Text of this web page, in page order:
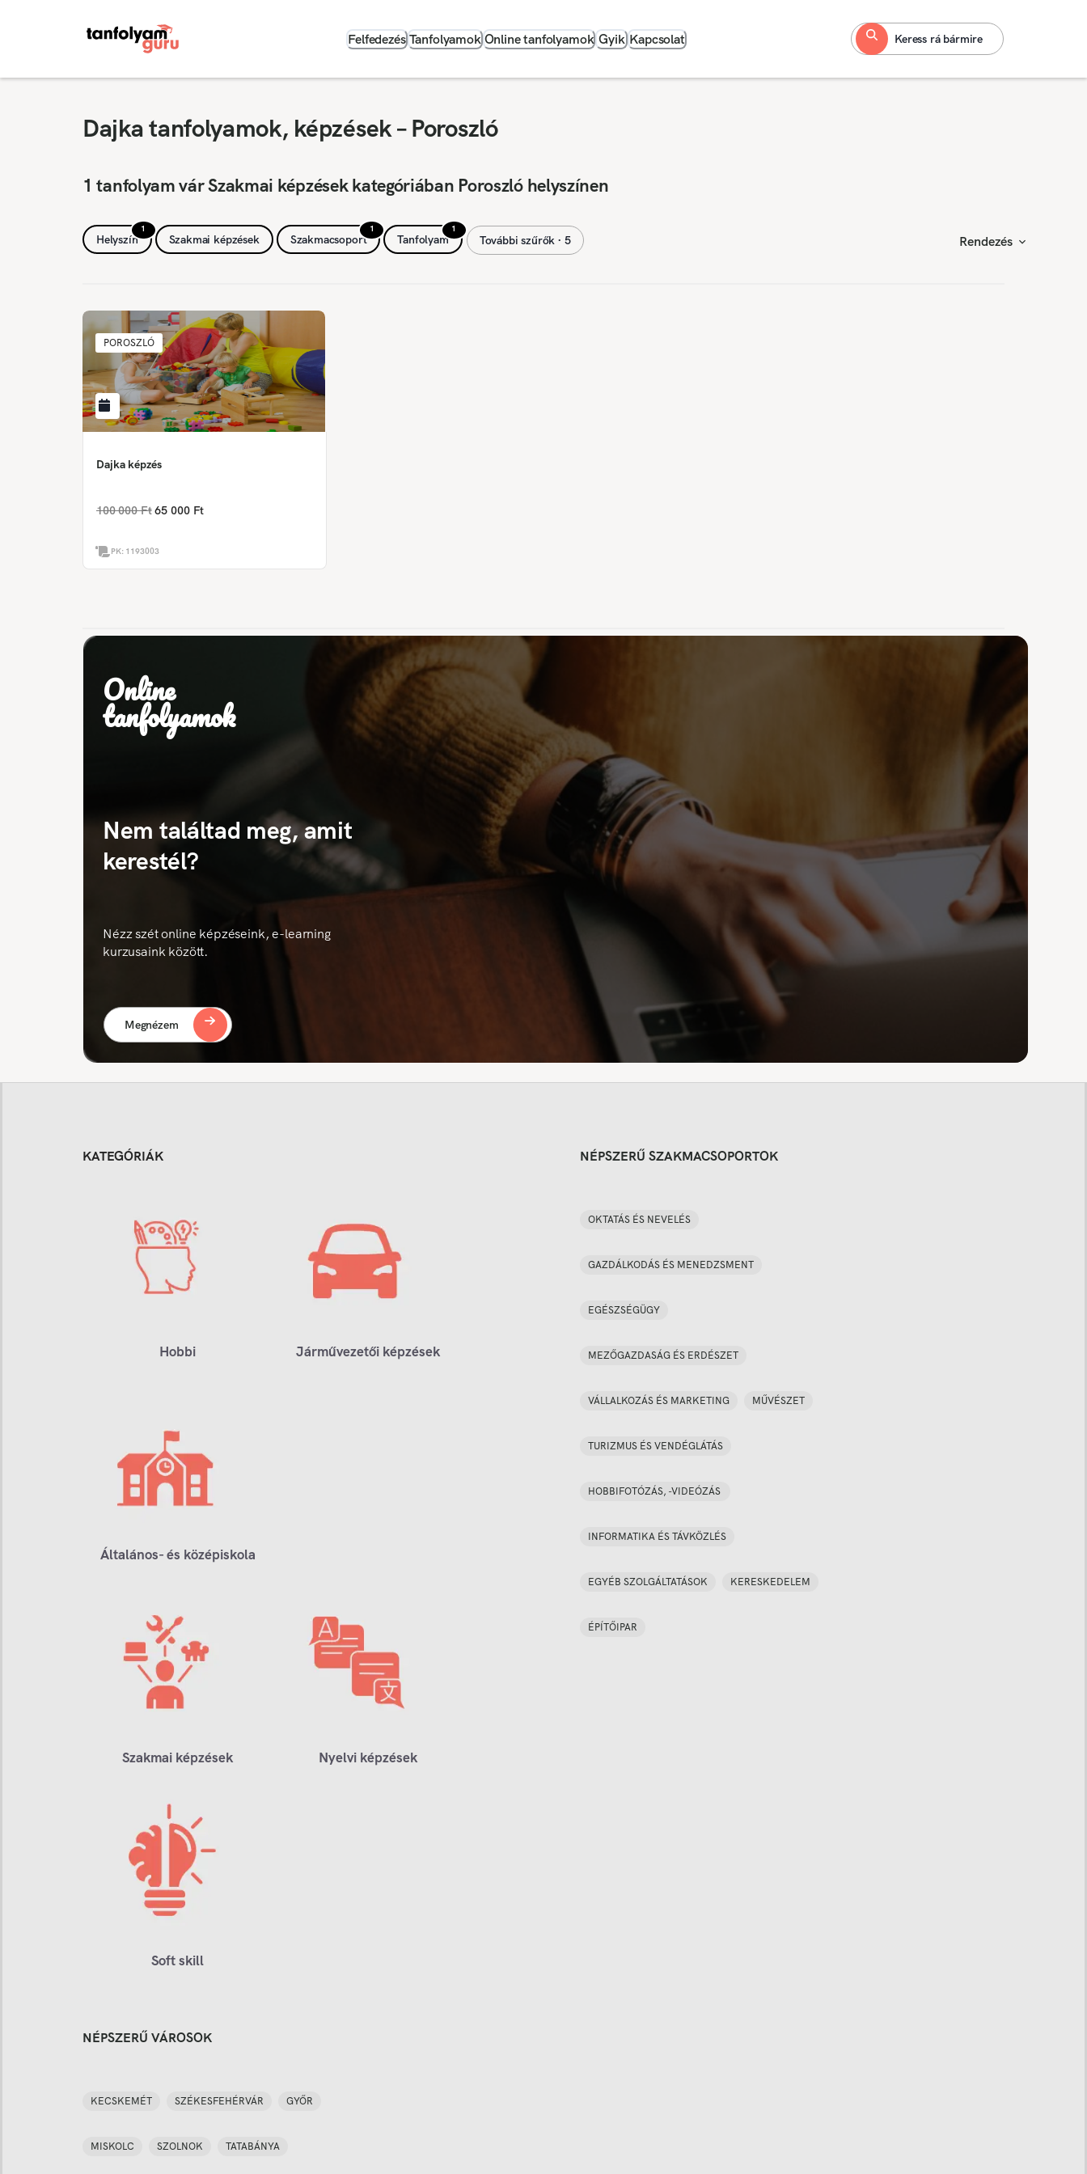
Felfedezés Tanfolyamok Online tanfolyamok Gyik Kapcsolat Keress rá bármire
Dajka tanfolyamok, képzések – Poroszló
1 tanfolyam vár Szakmai képzések kategóriában Poroszló helyszínen
1
Helyszín Szakmai képzések
1
Szakmacsoport
1
Tanfolyam További szűrők ∙ 5 Rendezés
POROSZLÓ
Dajka képzés
100 000 Ft 65 000 Ft
PK: 1193003
Online
tanfolyamok
Nem találtad meg, amit
kerestél?
Nézz szét online képzéseink, e-learning
kurzusaink között.
Megnézem
KATEGÓRIÁK
Hobbi Járművezetői képzések
Általános- és középiskola
Szakmai képzések Nyelvi képzések
Soft skill
NÉPSZERŰ SZAKMACSOPORTOK
OKTATÁS ÉS NEVELÉS
GAZDÁLKODÁS ÉS MENEDZSMENT
EGÉSZSÉGÜGY
MEZŐGAZDASÁG ÉS ERDÉSZET
VÁLLALKOZÁS ÉS MARKETING MŰVÉSZET
TURIZMUS ÉS VENDÉGLÁTÁS
HOBBIFOTÓZÁS, -VIDEÓZÁS
INFORMATIKA ÉS TÁVKÖZLÉS
EGYÉB SZOLGÁLTATÁSOK KERESKEDELEM
ÉPÍTŐIPAR
NÉPSZERŰ VÁROSOK
KECSKEMÉT SZÉKESFEHÉRVÁR GYŐR
MISKOLC SZOLNOK TATABÁNYA